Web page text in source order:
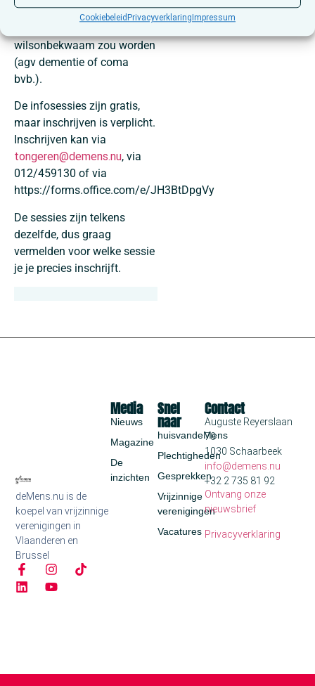
Cookiebeleid Privacyverklaring Impressum
wilsverklaringen) voor het
wilsonbekwaam zou worden
(agv dementie of coma
bvb.).
De infosessies zijn gratis,
maar inschrijven is verplicht.
Inschrijven kan via
tongeren@demens.nu, via
012/459130 of via
https://forms.office.com/e/JH3BtDpgVy
De sessies zijn telkens
dezelfde, dus graag
vermelden voor welke sessie
je je precies inschrijft.
deMens.nu is de
koepel van vrijzinnige
verenigingen in
Vlaanderen en
Brussel
Snel
naar
huisvandeMens
Plechtigheden
Gesprekken
Vrijzinnige
verenigingen
Vacatures
Media
Nieuws
Magazine
De
inzichten
Contact
Auguste Reyerslaan
70
1030 Schaarbeek
info@demens.nu
+32 2 735 81 92
Ontvang onze
nieuwsbrief
Privacyverklaring